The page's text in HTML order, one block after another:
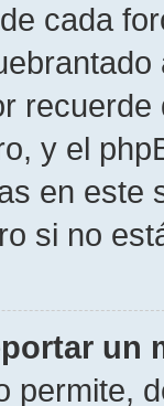
cada
y el
en este
si no
un
permite,